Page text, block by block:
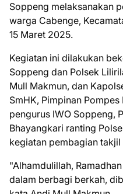
Soppeng melaksanakan
warga Cabenge,
15 Maret 2025.
Kegiatan ini dilakukan
Soppeng dan Polsek
Mull Makmun, dan
SmHK, Pimpinan
pengurus IWO Soppeng,
Bhayangkari ranting
kegiatan pembagian takjil
"Alhamdulillah,
dalam berbagi berkah,